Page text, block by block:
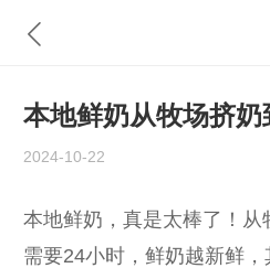
本地鲜奶从牧场挤奶
2024-10-22
本地鲜奶，真是太棒了！从
需要24小时，鲜奶越新鲜